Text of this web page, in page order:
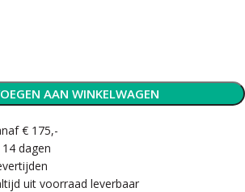
AAN WINKELWAGEN
€ 175,-
dagen
uit voorraad leverbaar